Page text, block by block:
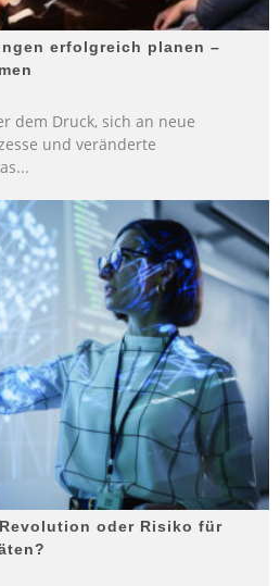
erfolgreich planen –
dem Druck, sich an neue
und veränderte
...
oder Risiko für